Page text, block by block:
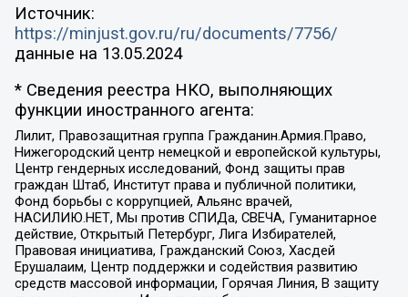
Источник:
https://minjust.gov.ru/ru/documents/7756/
данные на 13.05.2024
* Сведения реестра НКО, выполняющих
функции иностранного агента:
Лилит, Правозащитная группа Гражданин.Армия.Право,
Нижегородский центр немецкой и европейской культуры,
Центр гендерных исследований, Фонд защиты прав
граждан Штаб, Институт права и публичной политики,
Фонд борьбы с коррупцией, Альянс врачей,
НАСИЛИЮ.НЕТ, Мы против СПИДа, СВЕЧА, Гуманитарное
действие, Открытый Петербург, Лига Избирателей,
Правовая инициатива, Гражданский Союз, Хасдей
Ерушалаим, Центр поддержки и содействия развитию
средств массовой информации, Горячая Линия, В защиту